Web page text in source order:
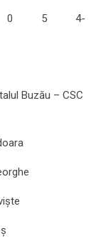
5 0 0 5 4-
Buzău – CSC